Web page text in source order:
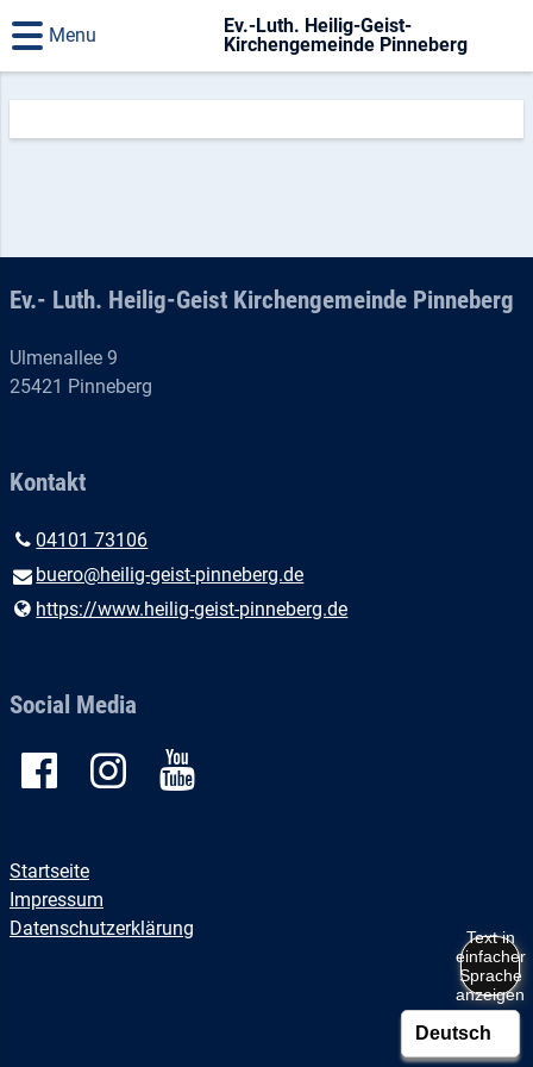
Ev.-Luth. Heilig-Geist-
Kirchengemeinde Pinneberg
Menu
Ev.- Luth. Heilig-Geist Kirchengemeinde Pinneberg
Ulmenallee 9
25421 Pinneberg
Kontakt
04101 73106
buero@​heilig-geist-pinneberg.​de
https://www.​heilig-geist-pinneberg.​de
Social Media
Startseite
Impressum
Datenschutzerklärung